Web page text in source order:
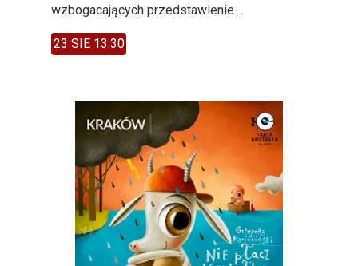
wzbogacających przedstawienie....
23 SIE 13:30